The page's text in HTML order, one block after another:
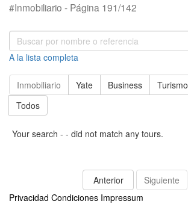
#Inmobiliario - Página 191/142
A la lista completa
Inmobiliario Yate Business Turismo
Todos
Your search - - did not match any tours.
Anterior
Siguiente
Privacidad Condiciones Impressum